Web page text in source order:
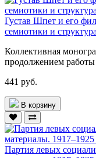
Густав Шпет и его
семиотики и
Коллективная
продолжением
441 руб.
В корзину
Партия левых